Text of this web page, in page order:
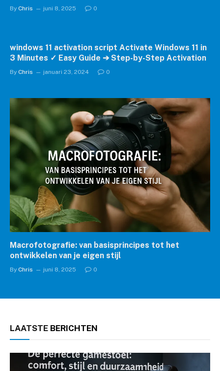
By Chris juni 8, 2025 0
windows 11 activation script Activate Windows 11 in
3 Minutes ✓ Easy Guide ➔ Step-by-Step Activation
By Chris januari 23, 2024 0
Macrofotografie: van basisprincipes tot het
ontwikkelen van je eigen stijl
By Chris juni 8, 2025 0
LAATSTE BERICHTEN